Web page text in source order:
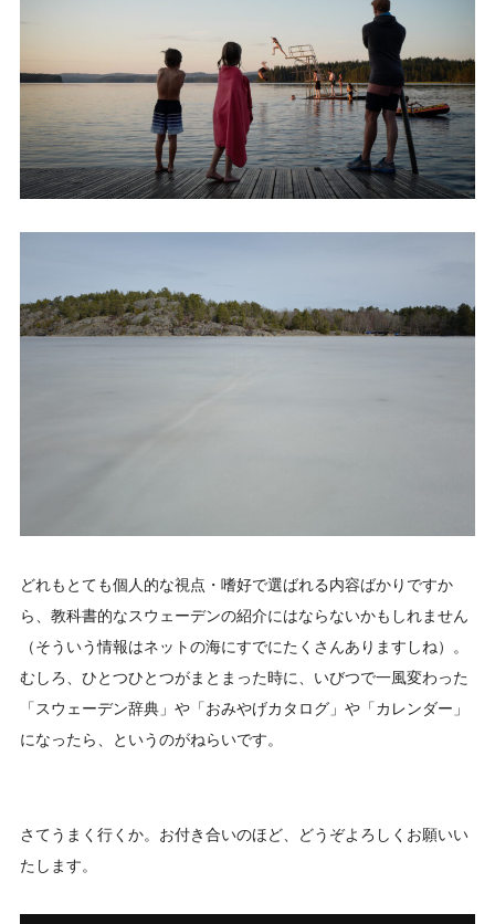
どれもとても個人的な視点・嗜好で選ばれる内容ばかりですか
ら、教科書的なスウェーデンの紹介にはならないかもしれません
（そういう情報はネットの海にすでにたくさんありますしね）。
むしろ、ひとつひとつがまとまった時に、いびつで一風変わった
「スウェーデン辞典」や「おみやげカタログ」や「カレンダー」
になったら、というのがねらいです。
さてうまく行くか。お付き合いのほど、どうぞよろしくお願いい
たします。